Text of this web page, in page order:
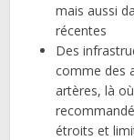
mais aussi
récentes
Des
comme des
artères, là
étroits et